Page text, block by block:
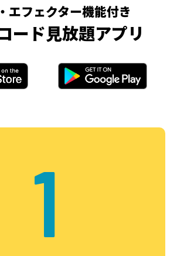
エフェクター機能付き
ード見放題アプリ
1